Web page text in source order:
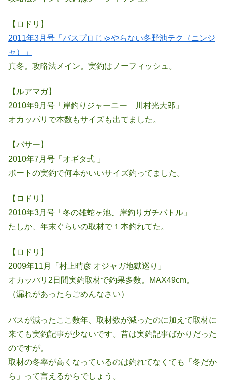
【ロドリ】
2011年3月号「バスプロじゃやらない冬野池テク（ニンジ
ャ）」
真冬。攻略法メイン。実釣はノーフィッシュ。
【ルアマガ】
2010年9月号「岸釣りジャーニー 川村光大郎」
オカッパリで本数もサイズも出てました。
【バサー】
2010年7月号「オギタ式 」
ボートの実釣で何本かいいサイズ釣ってました。
【ロドリ】
2010年3月号「冬の雄蛇ヶ池、岸釣りガチバトル」
たしか、年末ぐらいの取材で１本釣れてた。
【ロドリ】
2009年11月「村上晴彦 オジャガ地獄巡り」
オカッパリ2日間実釣取材で釣果多数。MAX49cm。
（漏れがあったらごめんなさい）
バスが減ったここ数年、取材数が減ったのに加えて取材に
来ても実釣記事が少ないです。昔は実釣記事ばかりだった
のですが。
取材の冬率が高くなっているのは釣れてなくても「冬だか
ら」って言えるからでしょう。